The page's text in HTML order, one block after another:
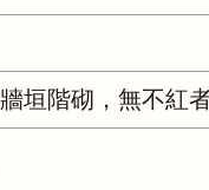
垣階砌，無不紅